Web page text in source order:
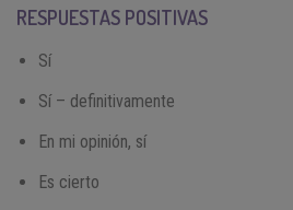
RESPUESTAS POSITIVAS
Sí
Sí – definitivamente
En mi opinión, sí
Es cierto